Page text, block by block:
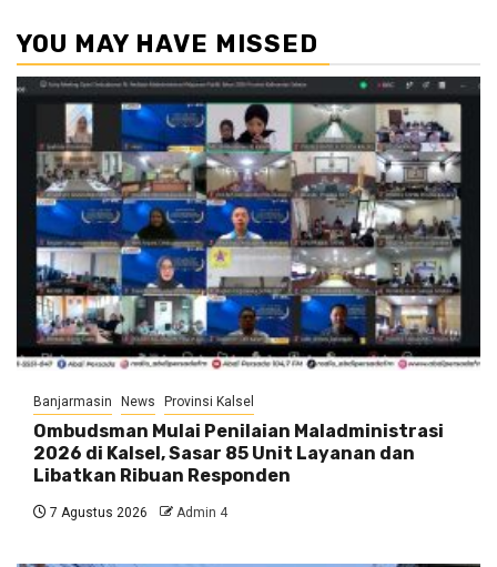
YOU MAY HAVE MISSED
Banjarmasin News Provinsi Kalsel
Ombudsman Mulai Penilaian Maladministrasi
2026 di Kalsel, Sasar 85 Unit Layanan dan
Libatkan Ribuan Responden
7 Agustus 2026 Admin 4